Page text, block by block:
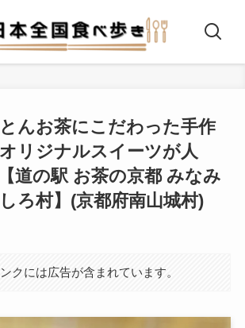
んお茶にこだわった手作
リジナルスイーツが人
道の駅 お茶の京都 みなみ
ろ村】(京都府南山城村)
クには広告が含まれています。